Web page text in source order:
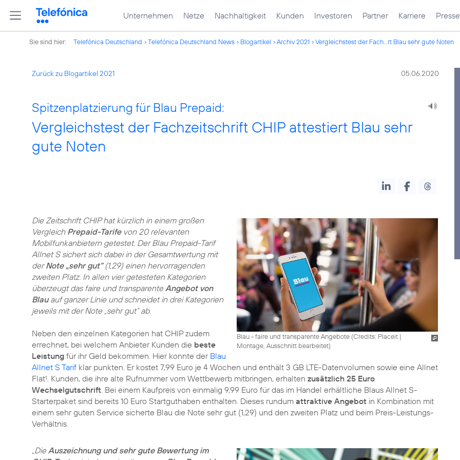
Unternehmen Netze Nachhaltigkeit Kunden Investoren Partner Karriere Presse
Sie sind hier: Telefónica Deutschland Telefónica Deutschland News Blogartikel Archiv 2021 Vergleichstest der Fach...rt Blau sehr gute Noten
Zurück zu Blogartikel 2021 05.06.2020
Spitzenplatzierung für Blau Prepaid:
Vergleichstest der Fachzeitschrift CHIP attestiert Blau sehr
gute Noten
Blau - faire und transparente Angebote (Credits: Placeit|
Montage, Ausschnitt bearbeitet)
Die Zeitschrift CHIP hat kürzlich in einem großen
Vergleich Prepaid-Tarifevon 20 relevanten
Mobilfunkanbietern getestet. Der Blau Prepaid-Tarif
Allnet S sichert sich dabei in der Gesamtwertung mit
derNote „sehr gut“(1,29) einen hervorragenden
zweiten Platz. In allen vier getesteten Kategorien
überzeugt das faire und transparenteAngebot von
Blauauf ganzer Linie und schneidet in drei Kategorien
jeweils mit der Note „sehr gut“ ab.
Neben den einzelnen Kategorien hat CHIP zudem
errechnet, bei welchem Anbieter Kunden die beste
Leistung für ihr Geld bekommen. Hier konnte der Blau
Allnet S Tarif klar punkten. Er kostet 7,99 Euro je 4 Wochen und enthält 3 GB LTE-Datenvolumen sowie eine Allnet
Flat1. Kunden, die ihre alte Rufnummer vom Wettbewerb mitbringen, erhalten zusätzlich 25 Euro
Wechselgutschrift. Bei einem Kaufpreis von einmalig 9,99 Euro für das im Handel erhältliche Blaus Allnet S-
Starterpaket sind bereits 10 Euro Startguthaben enthalten. Dieses rundum attraktive Angebot in Kombination mit
einem sehr guten Service sicherte Blau die Note sehr gut (1,29) und den zweiten Platz und beim Preis-Leistungs-
Verhältnis.
„DieAuszeichnung und sehr gute Bewertung im